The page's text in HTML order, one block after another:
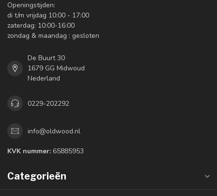
Openingstijden:
di t/m vrijdag 10:00 - 17:00
zaterdag: 10:00-16:00
zondag & maandag : gesloten
De Buurt 30
1679 GG Midwoud
Nederland
0229-202292
info@oldwood.nl
KVK nummer: 65885953
Categorieën